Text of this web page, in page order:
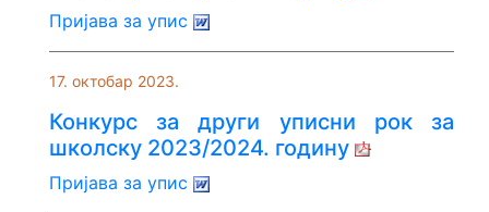
Пријава за упис
17. октобар 2023.
Конкурс за други уписни рок за
школску 2023/2024. годину
Пријава за упис